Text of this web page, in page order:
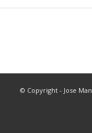
© Copyright - Jose